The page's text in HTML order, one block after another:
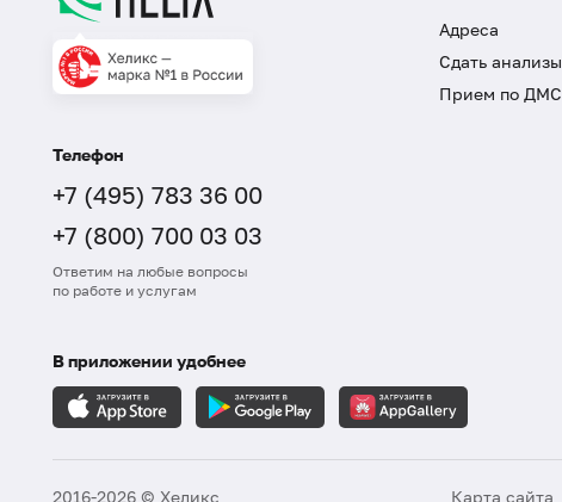
Телефон
+7 (495) 783 36 00
+7 (800) 700 03 03
Ответим на любые вопросы
по работе и услугам
Адреса
Сдать анализы
Прием по ДМС
В приложении удобнее
2016-2026 © Хеликс Карта сайта